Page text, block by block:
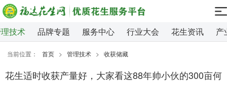
技术 品牌专题 服务中心 行业大会 花生资讯 产
当前位置： 首页 > 管理技术 > 收获储藏
花生适时收获产量好，大家看这88年帅小伙的300亩何